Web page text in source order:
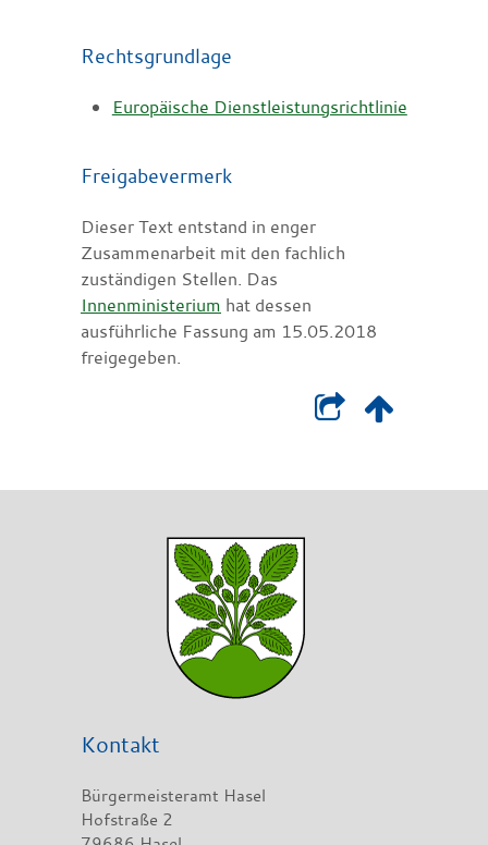
Rechtsgrundlage
Europäische Dienstleistungsrichtlinie
Freigabevermerk
Dieser Text entstand in enger
Zusammenarbeit mit den fachlich
zuständigen Stellen. Das
Innenministerium hat dessen
ausführliche Fassung am 15.05.2018
freigegeben.
Kontakt
Bürgermeisteramt Hasel
Hofstraße 2